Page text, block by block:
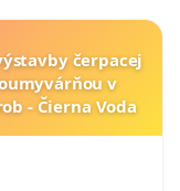
čerpacej
v
- Čierna Voda